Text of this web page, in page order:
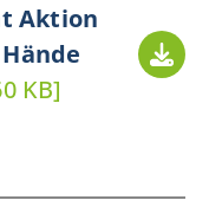
Aktion
KB]